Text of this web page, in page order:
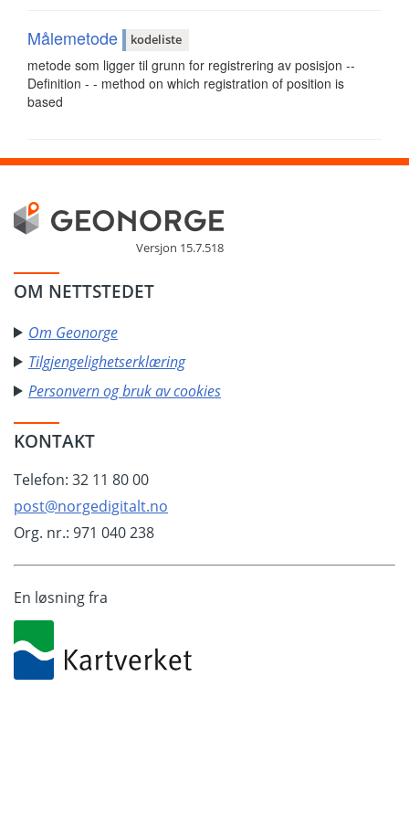
Målemetode kodeliste
metode som ligger til grunn for registrering av posisjon --
Definition - - method on which registration of position is
based